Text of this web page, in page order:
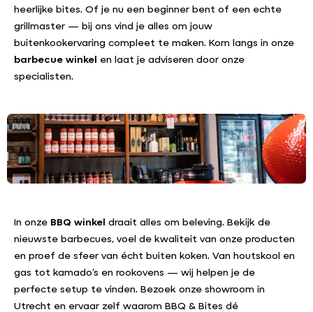
heerlijke bites. Of je nu een beginner bent of een echte
grillmaster — bij ons vind je alles om jouw
buitenkookervaring compleet te maken. Kom langs in onze
barbecue winkel en laat je adviseren door onze
specialisten.
In onze BBQ winkel draait alles om beleving. Bekijk de
nieuwste barbecues, voel de kwaliteit van onze producten
en proef de sfeer van écht buiten koken. Van houtskool en
gas tot kamado’s en rookovens — wij helpen je de
perfecte setup te vinden. Bezoek onze showroom in
Utrecht en ervaar zelf waarom BBQ & Bites dé